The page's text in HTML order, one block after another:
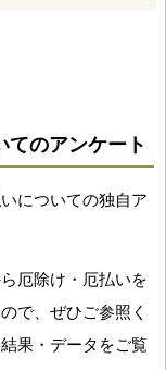
てのアンケート
についての独自ア
厄除け・厄払いを
で、ぜひご参照く
果・データをご覧